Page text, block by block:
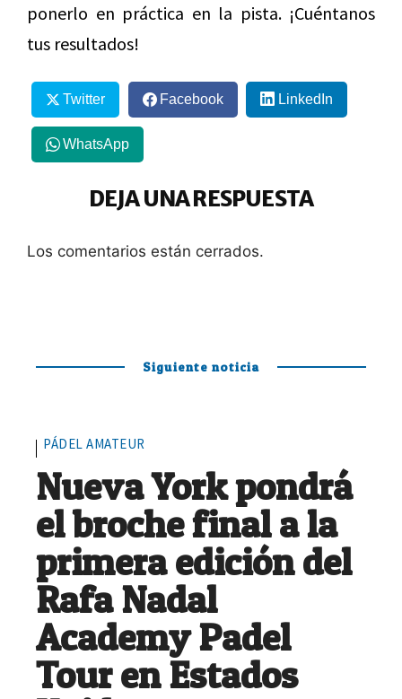
ponerlo en práctica en la pista. ¡Cuéntanos
tus resultados!
Twitter Facebook LinkedIn
WhatsApp
DEJA UNA RESPUESTA
Los comentarios están cerrados.
Siguiente noticia
PÁDEL AMATEUR
Nueva York pondrá
el broche final a la
primera edición del
Rafa Nadal
Academy Padel
Tour en Estados